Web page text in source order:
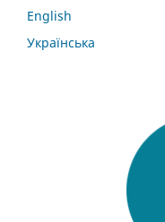
English
Українська